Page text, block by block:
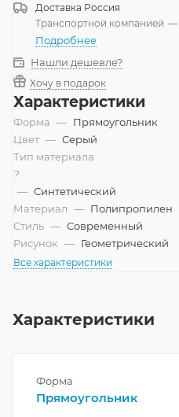
Доставка Россия
Транспортной компанией —
Подробнее
Нашли дешевле?
Хочу в подарок
Характеристики
Форма — Прямоугольник
Цвет — Серый
Тип материала
?
— Синтетический
Материал — Полипропилен
Стиль — Современный
Рисунок — Геометрический
Все характеристики
Характеристики
Форма
Прямоугольник